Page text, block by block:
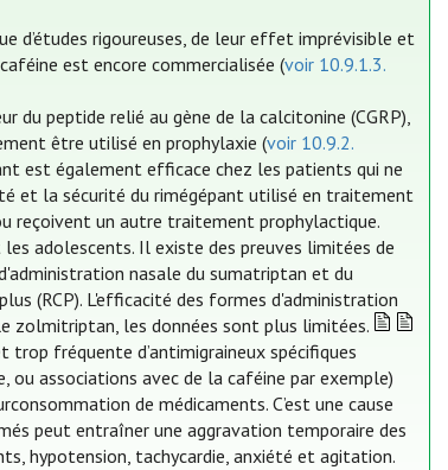
d’études rigoureuses, de leur effet imprévisible et
est encore commercialisée (voir 10.9.1.3.
du peptide relié au gène de la calcitonine (CGRP),
être utilisé en prophylaxie (voir 10.9.2.
est également efficace chez les patients qui ne
et la sécurité du rimégépant utilisé en traitement
reçoivent un autre traitement prophylactique.
adolescents. Il existe des preuves limitées de
nasale du sumatriptan et du
(RCP). L'efficacité des formes d'administration
zolmitriptan, les données sont plus limitées.
fréquente d’antimigraineux spécifiques
ou associations avec de la caféine par exemple)
de médicaments. C’est une cause
peut entraîner une aggravation temporaire des
hypotension, tachycardie, anxiété et agitation.